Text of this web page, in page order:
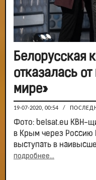
Белорусская
отказалась
мире»
19-07-2020, 00:54 /
Фото: belsat.eu КВН-
в Крым через Россию
выступать в
подробнее...